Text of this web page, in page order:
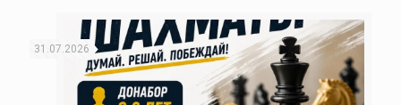
31.07.2026